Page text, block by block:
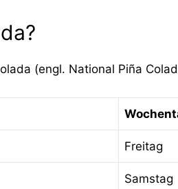
(engl. National Piña
Freitag
Samstag